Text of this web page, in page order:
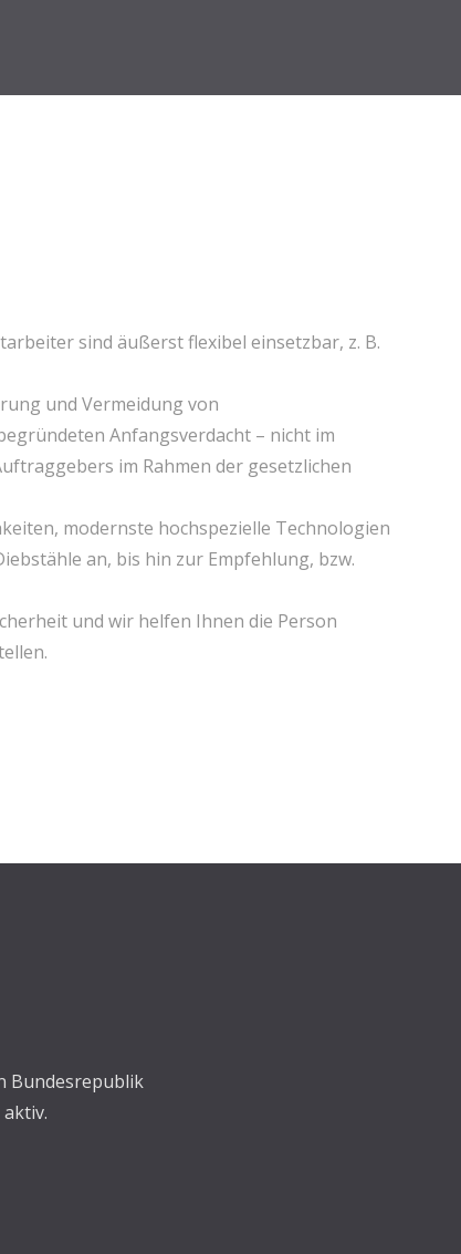
sind äußerst flexibel einsetzbar, z. B.
und Vermeidung von
Anfangsverdacht – nicht im
im Rahmen der gesetzlichen
modernste hochspezielle Technologien
an, bis hin zur Empfehlung, bzw.
und wir helfen Ihnen die Person
Bundesrepublik